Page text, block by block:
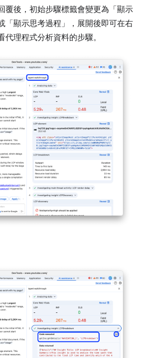
覆後，初始步驟標籤會變更為「顯示
「顯示思考過程」
，展開後即可在右
理程式分析資料的步驟。